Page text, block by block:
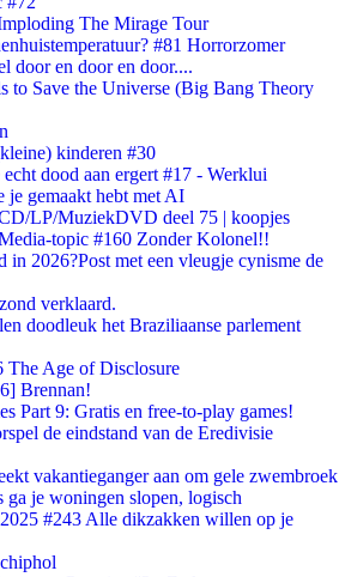
The Mirage Tour
#81 Horrorzomer
door en door en door....
to Save the Universe (Big Bang Theory
kinderen #30
dood aan ergert #17 - Werklui
je gemaakt hebt met AI
LP/MuziekDVD deel 75 | koopjes
topic #160 Zonder Kolonel!!
in 2026?Post met een vleugje cynisme de
verklaard.
doodleuk het Braziliaanse parlement
Age of Disclosure
Brennan!
Part 9: Gratis en free-to-play games!
de eindstand van de Eredivisie
vakantieganger aan om gele zwembroek
ga je woningen slopen, logisch
#243 Alle dikzakken willen op je